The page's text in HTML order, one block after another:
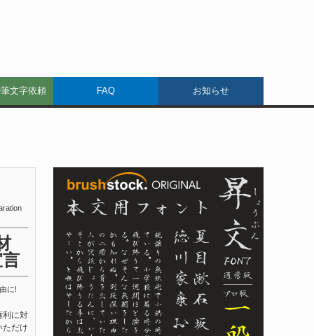
文字依頼 FAQ お知らせ
に!
利に対
ただけ